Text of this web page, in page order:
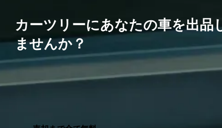
カーツリーにあなたの車を出品
ませんか？